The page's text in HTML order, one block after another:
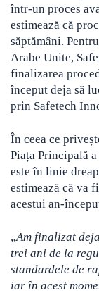
într-un proces
estimează că
săptămâni.
Arabe Unite,
finalizarea
început deja să
prin Safetech
În ceea ce
Piața Principală
este în linie
estimează că va
acestui an-
„Am finalizat
trei ani de la
standardele de
iar în acest